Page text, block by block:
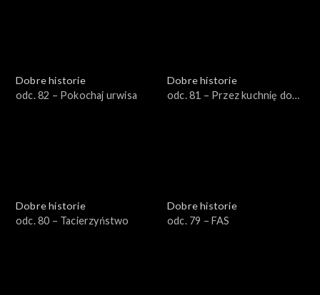
Dobre historie
odc. 82 – Pokochaj urwisa
Dobre historie
odc. 81 – Przez kuchnię do
Dobre historie
odc. 80 – Tacierzyństwo
Dobre historie
odc. 79 – FAS